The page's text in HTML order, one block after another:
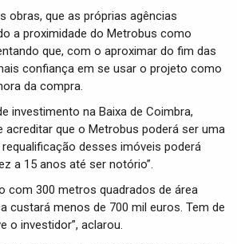
obras, que as próprias agências
a proximidade do Metrobus como
que, com o aproximar do fim das
confiança em se usar o projeto como
da compra.
investimento na Baixa de Coimbra,
acreditar que o Metrobus poderá ser uma
desses imóveis poderá
a 15 anos até ser notório”.
com 300 metros quadrados de área
custará menos de 700 mil euros. Tem de
o investidor”, aclarou.